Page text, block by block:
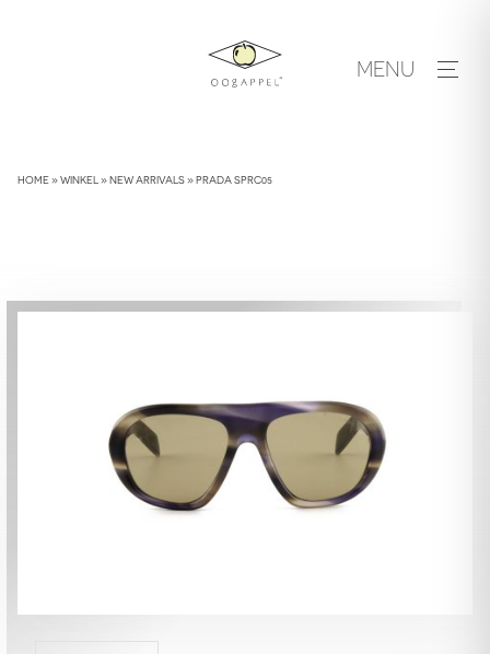
MENU
HOME»WINKEL »NEW ARRIVALS»PRADA SPRC05